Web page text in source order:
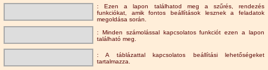
: Ezen a lapon találhatod meg a szűrés, rendezés
funkciókat, amik fontos beállítások lesznek a feladatok
megoldása során.
: Minden számolással kapcsolatos funkciót ezen a lapon
található meg.
: A táblázattal kapcsolatos beállítási lehetőségeket
tartalmazza.